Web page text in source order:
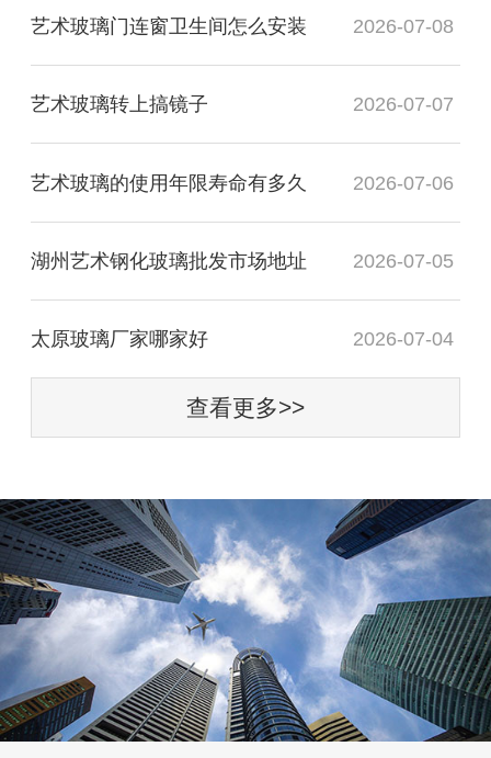
艺术玻璃门连窗卫生间怎么安装 2026-07-08
艺术玻璃转上搞镜子 2026-07-07
艺术玻璃的使用年限寿命有多久 2026-07-06
湖州艺术钢化玻璃批发市场地址 2026-07-05
太原玻璃厂家哪家好 2026-07-04
查看更多>>